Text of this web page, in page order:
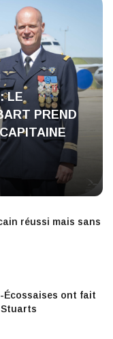
LE
PREND
réussi mais sans
Écossaises ont fait